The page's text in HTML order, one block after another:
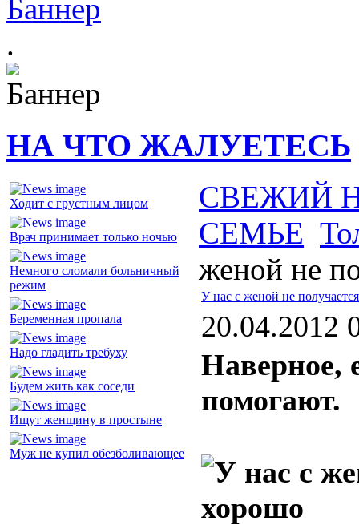
.
НА ЧТО ЖАЛУЕТЕСЬ
Ходит с грустным лицом
Врач принимает только ночью
Немного сломали больничный
режим
Беременная пропала
Надо гладить требуху
Будем жить как соседи
Ищут женщину в простыне
Муж не купил обезболивающее
СВЕЖИЙ
СЕМЬЕ
женой не
У нас с женой не
20.04.2012
Наверное,
помогают.